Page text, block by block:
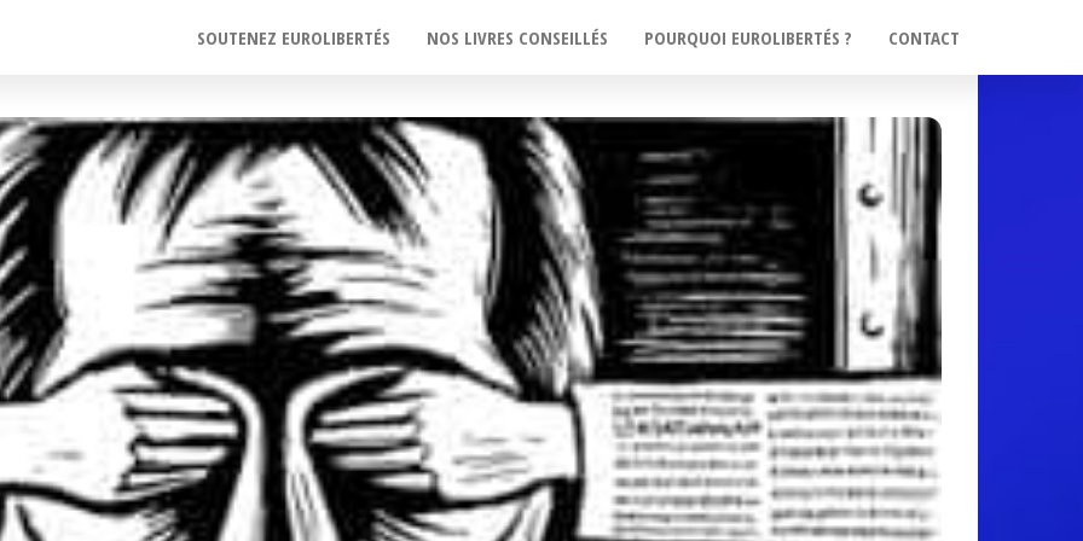
SOUTENEZ EUROLIBERTÉS NOS LIVRES CONSEILLÉS POURQUOI EUROLIBERTÉS ? CONTACT